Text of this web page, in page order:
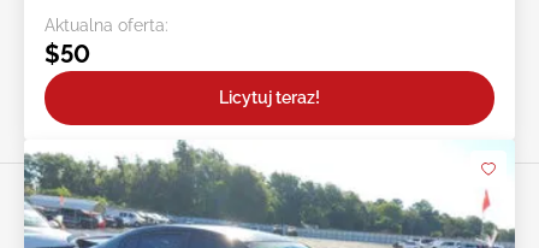
Aktualna oferta:
$50
Licytuj teraz!